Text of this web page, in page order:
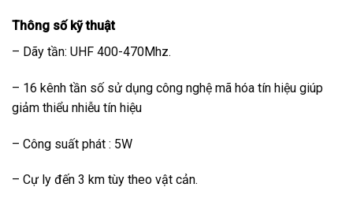
Thông số kỹ thuật
– Dãy tần: UHF 400-470Mhz.
– 16 kênh tần số sử dụng công nghệ mã hóa tín hiệu giúp
giảm thiểu nhiễu tín hiệu
– Công suất phát : 5W
– Cự ly đến 3 km tùy theo vật cản.